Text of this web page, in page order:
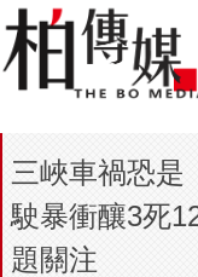
三峽車禍恐是
駛暴衝釀3死
題關注